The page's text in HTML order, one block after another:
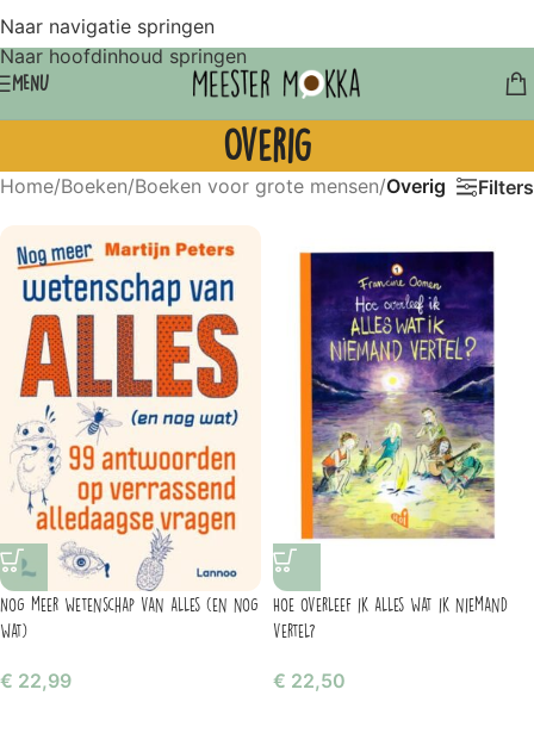
Naar navigatie springen
Naar hoofdinhoud springen
MENU
Overig
Home/Boeken/Boeken voor grote mensen/Overig Filters
Nog meer wetenschap van alles (en nog
wat)
€ 22,99
Hoe overleef ik alles wat ik niemand
vertel?
€ 22,50